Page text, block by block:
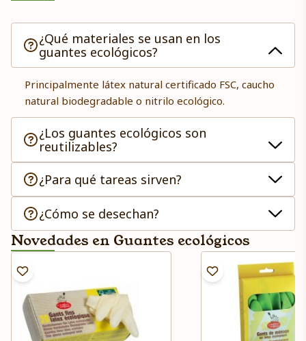
¿Qué materiales se usan en los
guantes ecológicos?
Principalmente látex natural certificado FSC, caucho
natural biodegradable o nitrilo ecológico.
¿Los guantes ecológicos son
reutilizables?
¿Para qué tareas sirven?
¿Cómo se desechan?
Novedades en Guantes ecológicos